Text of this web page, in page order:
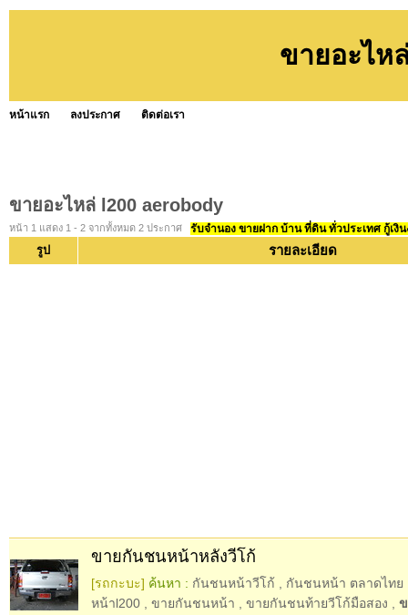
ขายอะไห
หน้าแรก ลงประกาศ ติดต่อเรา
ขายอะไหล่ l200 aerobody
หน้า 1 แสดง 1 - 2 จากทั้งหมด 2 ประกาศ รับจำนอง ขายฝาก บ้าน ที่ดิน ทั่วประเทศ กู้เงิ
รูป รายละเอียด
ขายกันชนหน้าหลังวีโก้
[รถกะบะ] ค้นหา : กันชนหน้าวีโก้ กันชนหน้า ตลาดไทย
หน้าl200
ขายกันชนหน้า ขายกันชนท้ายวีโก้มือสอง